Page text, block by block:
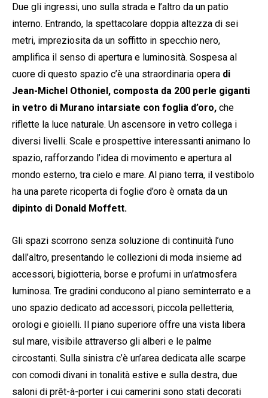
Due gli ingressi, uno sulla strada e l’altro da un patio
interno. Entrando, la spettacolare doppia altezza di sei
metri, impreziosita da un soffitto in specchio nero,
amplifica il senso di apertura e luminosità. Sospesa al
cuore di questo spazio c’è una straordinaria opera di
Jean-Michel Othoniel, composta da 200 perle giganti
in vetro di Murano intarsiate con foglia d’oro, che
riflette la luce naturale. Un ascensore in vetro collega i
diversi livelli. Scale e prospettive interessanti animano lo
spazio, rafforzando l’idea di movimento e apertura al
mondo esterno, tra cielo e mare. Al piano terra, il vestibolo
ha una parete ricoperta di foglie d’oro è ornata da un
dipinto di Donald Moffett.
Gli spazi scorrono senza soluzione di continuità l’uno
dall’altro, presentando le collezioni di moda insieme ad
accessori, bigiotteria, borse e profumi in un’atmosfera
luminosa. Tre gradini conducono al piano seminterrato e a
uno spazio dedicato ad accessori, piccola pelletteria,
orologi e gioielli. Il piano superiore offre una vista libera
sul mare, visibile attraverso gli alberi e le palme
circostanti. Sulla sinistra c’è un’area dedicata alle scarpe
con comodi divani in tonalità estive e sulla destra, due
saloni di prêt-à-porter i cui camerini sono stati decorati